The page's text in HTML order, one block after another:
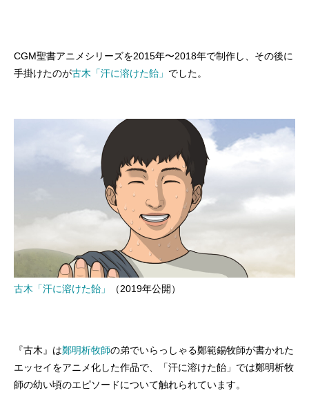
CGM聖書アニメシリーズを2015年〜2018年で制作し、その後に
手掛けたのが古木「汗に溶けた飴」 でした。
古木「汗に溶けた飴」 （2019年公開）
『古木』は鄭明析牧師の弟でいらっしゃる鄭範錫牧師が書かれた
エッセイをアニメ化した作品で、「汗に溶けた飴」では鄭明析牧
師の幼い頃のエピソードについて触れられています。